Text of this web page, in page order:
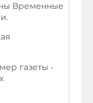
Временные
газеты -